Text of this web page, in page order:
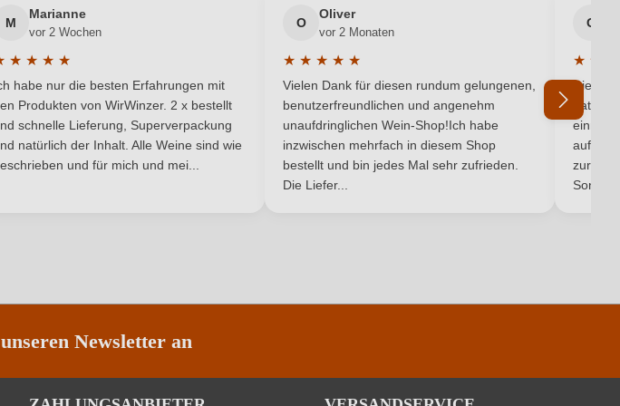
Restzucker in g/L
Traubenfarbe Weiß
6.8 g
Ich habe mein Passwort vergessen
M
Marianne
vor 2 Wochen
★ ★ ★ ★
Bewertung von 5 von 5 Sternen
habe nur die besten Erfahrungen mit
Produkten von WirWinzer. 2 x bestellt
schnelle Lieferung, Superverpackung
natürlich der Inhalt. Alle Weine sind wie
und für mich und mei...
O
Oliver
vor 2 Monaten
★ ★ ★ ★ ★
Durchschnittliche Bewertung von 5 von 5 Sternen
Vielen Dank für diesen rundum gelungenen,
benutzerfreundlichen und angenehm
unaufdringlichen Wein-Shop!Ich habe
inzwischen mehrfach in diesem Shop
bestellt und bin jedes Mal sehr zufrieden.
Die Liefer...
G
★ ★
Die
hat
einmal
auf
zurück
Son...
Newsletter an